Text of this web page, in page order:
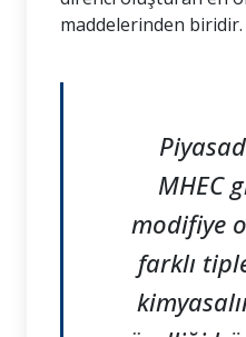
maddelerinden biridir.
MHEC
modifiye
farklı